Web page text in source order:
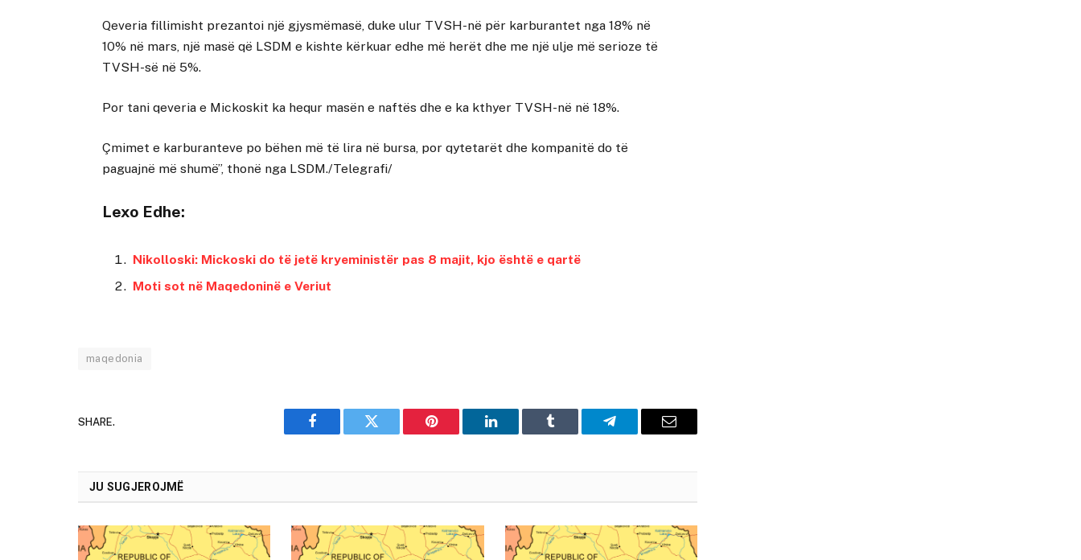
Qeveria fillimisht prezantoi një gjysmëmasë, duke ulur TVSH-në për karburantet nga 18% në
10% në mars, një masë që LSDM e kishte kërkuar edhe më herët dhe me një ulje më serioze të
TVSH-së në 5%.
Por tani qeveria e Mickoskit ka hequr masën e naftës dhe e ka kthyer TVSH-në në 18%.
Çmimet e karburanteve po bëhen më të lira në bursa, por qytetarët dhe kompanitë do të
paguajnë më shumë”, thonë nga LSDM./Telegrafi/
Lexo Edhe:
Nikolloski: Mickoski do të jetë kryeministër pas 8 majit, kjo është e qartë
Moti sot në Maqedoninë e Veriut
maqedonia
SHARE.
Facebook Twitter Pinterest LinkedIn Tumblr Telegram Email
JU SUGJEROJMË